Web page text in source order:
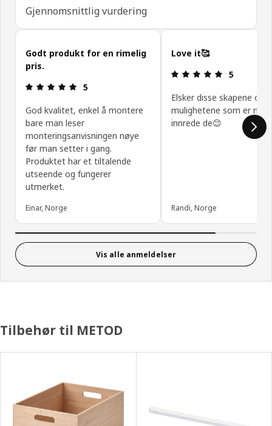
Gjennomsnittlig vurdering
Hopp over kundeanmeldelser
Godt produkt for en rimelig
pris.
Produktomtale: 5 ingen kundevurdering 5
5
God kvalitet, enkel å montere
bare man leser
monteringsanvisningen nøye
før man setter i gang.
Produktet har et tiltalende
utseende og fungerer
utmerket.
Einar, Norge
Love it🥰
5
Elsker disse skapene og
mulighetene som er
innrede de😊
Randi, Norge
Vis alle anmeldelser
Tilbehør til METOD